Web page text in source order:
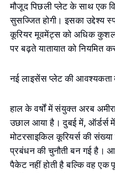
मौजूद पिछली प्लेट के साथ एक
सुसज्जित होगी। इसका उद्देश्य
कूरियर मूवमेंट्स को अधिक
पर बढ़ते यातायात को नियमित
नई लाइसेंस प्लेट की आवश्यकता
हाल के वर्षों में संयुक्त अरब
उछाल आया है। दुबई में, ऑर्डर्स
मोटरसाइकिल कूरियर्स की
प्रबंधन की चुनौती बन गई है।
पैकेट नहीं होती है बल्कि वह एक